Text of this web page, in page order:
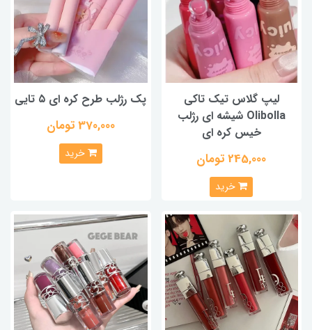
لیپ گلاس تیک تاکی
Olibolla شیشه ای رژلب
خیس کره ای
245,000 تومان
خرید
پک رژلب طرح کره ای ۵ تایی
370,000 تومان
خرید